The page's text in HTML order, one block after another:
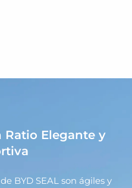
Ratio Elegante y
BYD SEAL son ágiles y